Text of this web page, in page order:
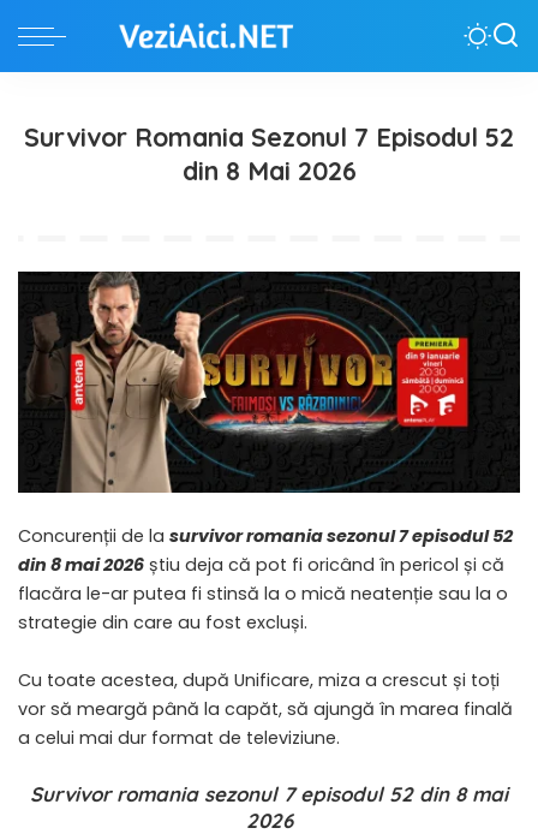
Survivor Romania Sezonul 7 Episodul 52
din 8 Mai 2026
Concurenții de la survivor romania sezonul 7 episodul 52
din 8 mai 2026 știu deja că pot fi oricând în pericol și că
flacăra le-ar putea fi stinsă la o mică neatenție sau la o
strategie din care au fost excluși.
Cu toate acestea, după Unificare, miza a crescut și toți
vor să meargă până la capăt, să ajungă în marea finală
a celui mai dur format de televiziune.
Survivor romania sezonul 7 episodul 52 din 8 mai
2026